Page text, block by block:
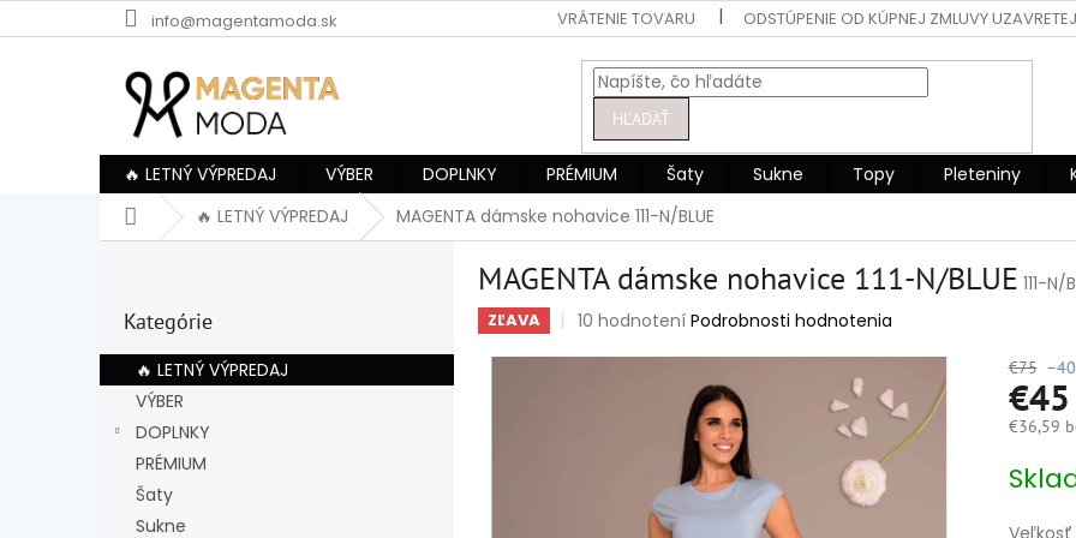
na
info@magentamoda.sk VRÁTENIE TOVARU ODSTÚPENIE OD KÚPNEJ ZMLUVY UZAVRETEJ
HĽADAŤ
🔥 LETNÝ VÝPREDAJ VÝBER DOPLNKY PRÉMIUM Šaty Sukne Topy Pleteniny
Domov🔥 LETNÝ VÝPREDAJ MAGENTA dámske nohavice 111-N/BLUE
ý
p
kategórie
Kategórie
🔥 LETNÝ VÝPREDAJ
VÝBER
DOPLNKY
PRÉMIUM
Šaty
Sukne
MAGENTA dámske nohavice 111-N/BLUE 111-N/
ZĽAVA
Priemerné
produktu
10 hodnotení Podrobnosti hodnotenia
€75
€45
€36,59
cena: